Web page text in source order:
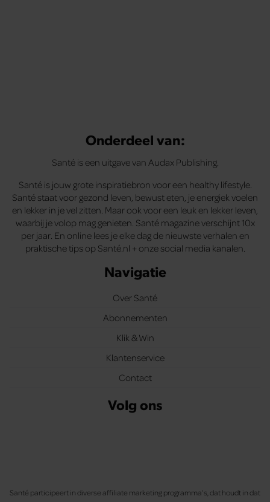
Onderdeel van:
Santé is een uitgave van Audax Publishing.
Santé is jouw grote inspiratiebron voor een healthy lifestyle.
Santé staat voor gezond leven, bewust eten, je energiek voelen
en lekker in je vel zitten. Maar ook voor een leuk en lekker leven,
waarbij je volop mag genieten. Santé magazine verschijnt 10x
per jaar. En online lees je elke dag de nieuwste verhalen en
praktische tips op Santé.nl + onze social media kanalen.
Navigatie
Over Santé
Abonnementen
Klik & Win
Klantenservice
Contact
Volg ons
Santé participeert in diverse affiliate marketing programma’s, dat houdt in dat